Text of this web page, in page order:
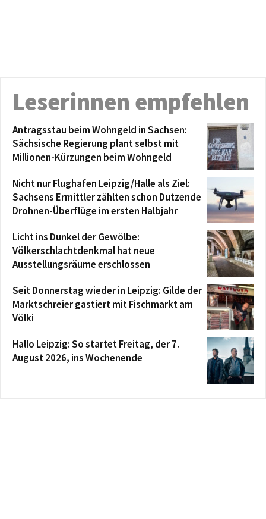
Leserinnen empfehlen
Antragsstau beim Wohngeld in Sachsen:
Sächsische Regierung plant selbst mit
Millionen-Kürzungen beim Wohngeld
Nicht nur Flughafen Leipzig/Halle als Ziel:
Sachsens Ermittler zählten schon Dutzende
Drohnen-Überflüge im ersten Halbjahr
Licht ins Dunkel der Gewölbe:
Völkerschlachtdenkmal hat neue
Ausstellungsräume erschlossen
Seit Donnerstag wieder in Leipzig: Gilde der
Marktschreier gastiert mit Fischmarkt am
Völki
Hallo Leipzig: So startet Freitag, der 7.
August 2026, ins Wochenende